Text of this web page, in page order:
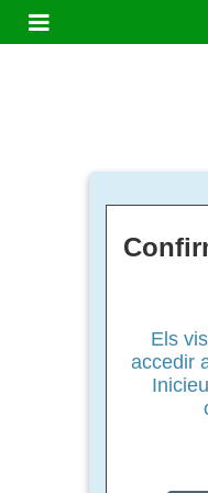
Panell lateral
Els
accedir